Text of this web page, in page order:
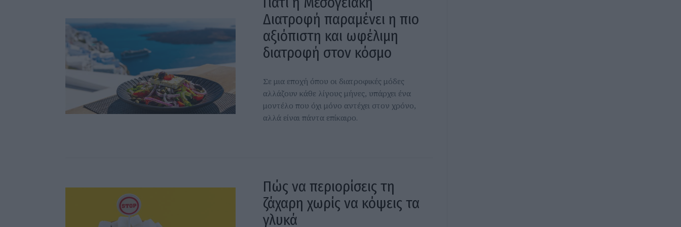
Διατροφή παραμένει η πιο
αξιόπιστη και ωφέλιμη
διατροφή στον κόσμο
Σε μια εποχή όπου οι διατροφικές μόδες
αλλάζουν κάθε λίγους μήνες, υπάρχει ένα
μοντέλο που όχι μόνο αντέχει στον χρόνο,
αλλά είναι πάντα επίκαιρο.
Πώς να περιορίσεις τη
ζάχαρη χωρίς να κόψεις τα
γλυκά